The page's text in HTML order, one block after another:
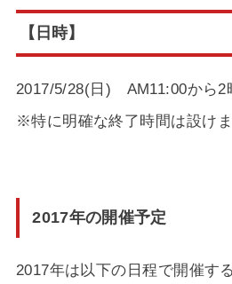
【日時】
2017/5/28(日) AM11:00から2
※特に明確な終了時間は設け
2017年の開催予定
2017年は以下の日程で開催す